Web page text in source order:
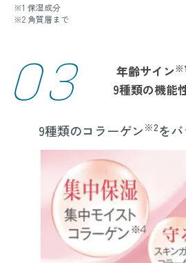
※1 保湿成分
※2 角質層まで
03 年齢サイン
9種類の機能
9種類のコラーゲン ※2を